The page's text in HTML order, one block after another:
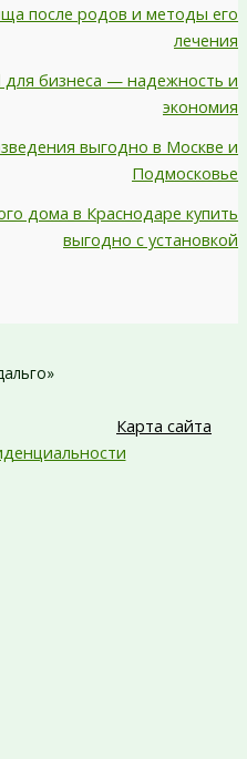
после родов и методы его
лечения
для бизнеса — надежность и
экономия
выгодно в Москве и
Подмосковье
дома в Краснодаре купить
выгодно с установкой
Карта сайта